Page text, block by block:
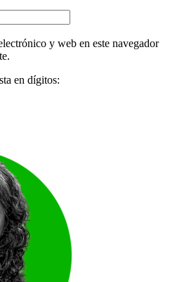
y web en este navegador
en dígitos: